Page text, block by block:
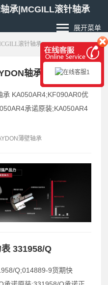
承|MCGILL滚针轴承
展开菜单
滚针轴承
轴承 KA050AR4
承 KA050AR4;KF090AR0优
承诺原装;KA050AR4
薄壁轴承
331958/Q
Q;014889-9货期快